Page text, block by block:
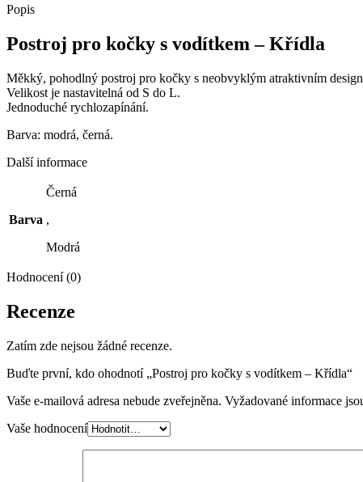
Popis
Postroj pro kočky s vodítkem – Křídla
Měkký, pohodlný postroj pro kočky s neobvyklým atraktivním
Velikost je nastavitelná od S do L.
Jednoduché rychlozapínání.
Barva: modrá, černá.
Další informace
Barva
Černá
,
Modrá
Hodnocení (0)
Recenze
Zatím zde nejsou žádné recenze.
Buďte první, kdo ohodnotí „Postroj pro kočky s vodítkem – Křídla“
Vaše e-mailová adresa nebude zveřejněna. Vyžadované informace
Vaše hodnocení